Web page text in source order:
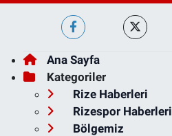
Ana Sayfa
Kategoriler
Rize Haberleri
Rizespor Haberleri
Bölgemiz